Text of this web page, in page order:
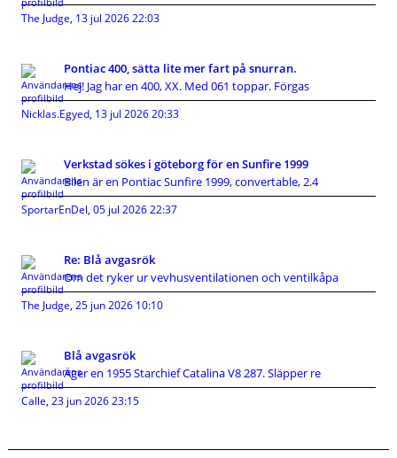
The Judge, 13 jul 2026 22:03
Pontiac 400, sätta lite mer fart på snurran.
Hej! Jag har en 400, XX. Med 061 toppar. Förgas
Nicklas.Egyed, 13 jul 2026 20:33
Verkstad sökes i göteborg för en Sunfire 1999
Bilen är en Pontiac Sunfire 1999, convertable, 2.4
SportarEnDel, 05 jul 2026 22:37
Re: Blå avgasrök
Om det ryker ur vevhusventilationen och ventilkåpa
The Judge, 25 jun 2026 10:10
Blå avgasrök
Äger en 1955 Starchief Catalina V8 287. Släpper re
Calle, 23 jun 2026 23:15